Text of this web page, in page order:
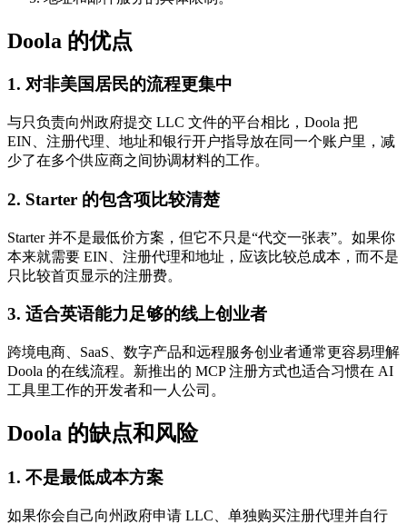
Doola 的优点
1. 对非美国居民的流程更集中
与只负责向州政府提交 LLC 文件的平台相比，Doola 把
EIN、注册代理、地址和银行开户指导放在同一个账户里，减
少了在多个供应商之间协调材料的工作。
2. Starter 的包含项比较清楚
Starter 并不是最低价方案，但它不只是“代交一张表”。如果你
本来就需要 EIN、注册代理和地址，应该比较总成本，而不是
只比较首页显示的注册费。
3. 适合英语能力足够的线上创业者
跨境电商、SaaS、数字产品和远程服务创业者通常更容易理解
Doola 的在线流程。新推出的 MCP 注册方式也适合习惯在 AI
工具里工作的开发者和一人公司。
Doola 的缺点和风险
1. 不是最低成本方案
如果你会自己向州政府申请 LLC、单独购买注册代理并自行